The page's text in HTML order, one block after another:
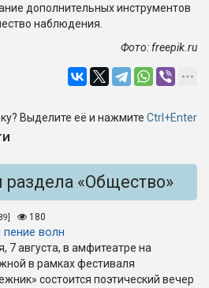
дополнительных инструментов
наблюдения.
Фото: freepik.ru
Выделите её и нажмите Ctrl+Enter
раздела «Общество»
180
пение волн
7 августа, в амфитеатре на
в рамках фестиваля
состоится поэтический вечер